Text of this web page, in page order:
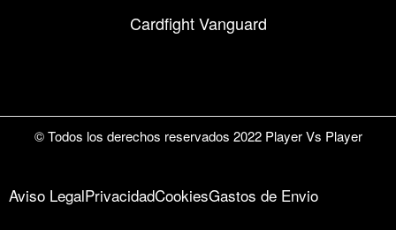
Cardfight Vanguard
© Todos los derechos reservados 2022 Player Vs Player
Aviso LegalPrivacidadCookiesGastos de Envio